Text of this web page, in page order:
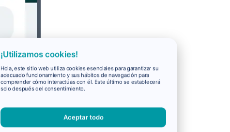
¡Utilizamos cookies!
Hola, este sitio web utiliza cookies esenciales para garantizar su
adecuado funcionamiento y sus hábitos de navegación para
comprender cómo interactúas con él. Este último se establecerá
solo después del consentimiento.
Aceptar todo